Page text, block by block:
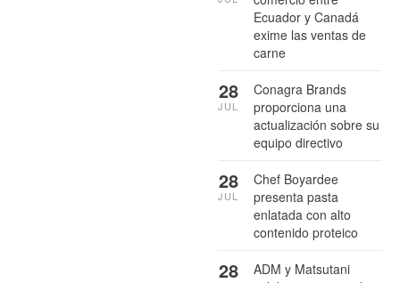
Ecuador y Canadá
exime las ventas de
carne
Conagra Brands
proporciona una
actualización sobre su
equipo directivo
28
JUL
Chef Boyardee
presenta pasta
enlatada con alto
contenido proteico
28
JUL
ADM y Matsutani
28